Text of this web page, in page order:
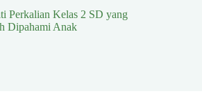
Perkalian Kelas 2 SD yang
Dipahami Anak